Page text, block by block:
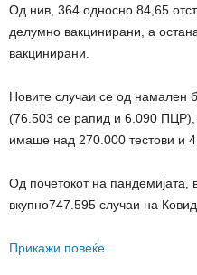
Од нив, 364 односно 84,65
делумно вакцинирани, а
вакцинирани.
Новите случаи се од намален
(76.503 се рапид и 6.090 ПЦР),
имаше над 270.000 тестови и
Од почетокот на пандемијата,
вкупно747.595 случаи на
Прикажи повеќе